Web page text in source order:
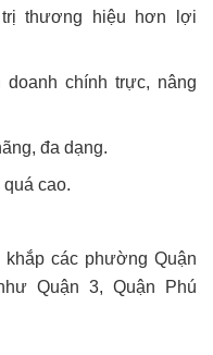
thương hiệu hơn lợi
chính trực, nâng
đa dạng.
cao.
các phường Quận
Quận 3, Quận Phú